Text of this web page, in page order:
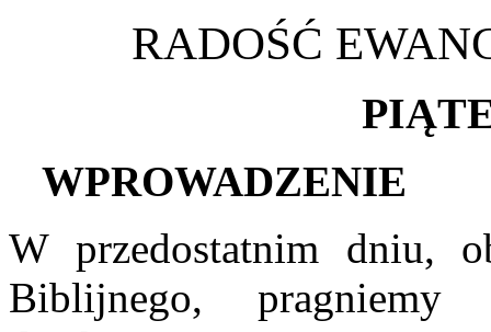
RADOŚĆ
P
WPROWADZENIE
W przedostatnim dniu,
Biblijnego, pragniemy